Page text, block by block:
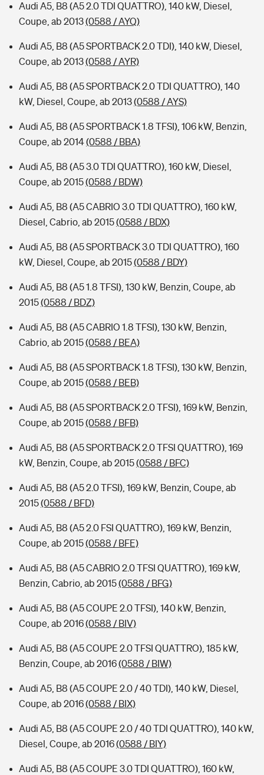
Audi A5, B8 (A5 2.0 TDI QUATTRO), 140 kW, Diesel,
Coupe, ab 2013(0588 / AYQ)
Audi A5, B8 (A5 SPORTBACK 2.0 TDI), 140 kW, Diesel,
Coupe, ab 2013(0588 / AYR)
Audi A5, B8 (A5 SPORTBACK 2.0 TDI QUATTRO), 140
kW, Diesel, Coupe, ab 2013(0588 / AYS)
Audi A5, B8 (A5 SPORTBACK 1.8 TFSI), 106 kW, Benzin,
Coupe, ab 2014(0588 / BBA)
Audi A5, B8 (A5 3.0 TDI QUATTRO), 160 kW, Diesel,
Coupe, ab 2015(0588 / BDW)
Audi A5, B8 (A5 CABRIO 3.0 TDI QUATTRO), 160 kW,
Diesel, Cabrio, ab 2015(0588 / BDX)
Audi A5, B8 (A5 SPORTBACK 3.0 TDI QUATTRO), 160
kW, Diesel, Coupe, ab 2015(0588 / BDY)
Audi A5, B8 (A5 1.8 TFSI), 130 kW, Benzin, Coupe, ab
2015(0588 / BDZ)
Audi A5, B8 (A5 CABRIO 1.8 TFSI), 130 kW, Benzin,
Cabrio, ab 2015(0588 / BEA)
Audi A5, B8 (A5 SPORTBACK 1.8 TFSI), 130 kW, Benzin,
Coupe, ab 2015(0588 / BEB)
Audi A5, B8 (A5 SPORTBACK 2.0 TFSI), 169 kW, Benzin,
Coupe, ab 2015(0588 / BFB)
Audi A5, B8 (A5 SPORTBACK 2.0 TFSI QUATTRO), 169
kW, Benzin, Coupe, ab 2015(0588 / BFC)
Audi A5, B8 (A5 2.0 TFSI), 169 kW, Benzin, Coupe, ab
2015(0588 / BFD)
Audi A5, B8 (A5 2.0 FSI QUATTRO), 169 kW, Benzin,
Coupe, ab 2015(0588 / BFE)
Audi A5, B8 (A5 CABRIO 2.0 TFSI QUATTRO), 169 kW,
Benzin, Cabrio, ab 2015(0588 / BFG)
Audi A5, B8 (A5 COUPE 2.0 TFSI), 140 kW, Benzin,
Coupe, ab 2016(0588 / BIV)
Audi A5, B8 (A5 COUPE 2.0 TFSI QUATTRO), 185 kW,
Benzin, Coupe, ab 2016(0588 / BIW)
Audi A5, B8 (A5 COUPE 2.0 / 40 TDI), 140 kW, Diesel,
Coupe, ab 2016(0588 / BIX)
Audi A5, B8 (A5 COUPE 2.0 / 40 TDI QUATTRO), 140 kW,
Diesel, Coupe, ab 2016(0588 / BIY)
Audi A5, B8 (A5 COUPE 3.0 TDI QUATTRO), 160 kW,